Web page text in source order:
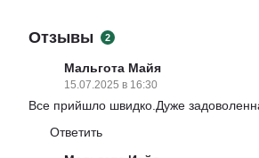
Отзывы 2
Мальгота Майя
15.07.2025 в 16:30
Все прийшло швидко.Дуже
Ответить